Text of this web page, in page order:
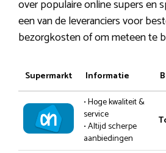
over populaire online supers en
een van de leveranciers voor
bezorgkosten of om meteen te
Supermarkt Informatie
• Hoge kwaliteit &
service
• Altijd scherpe
aanbiedingen